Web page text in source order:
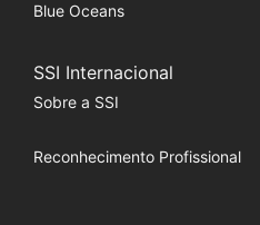
Blue Oceans
SSI Internacional
Sobre a SSI
Reconhecimento Profissional